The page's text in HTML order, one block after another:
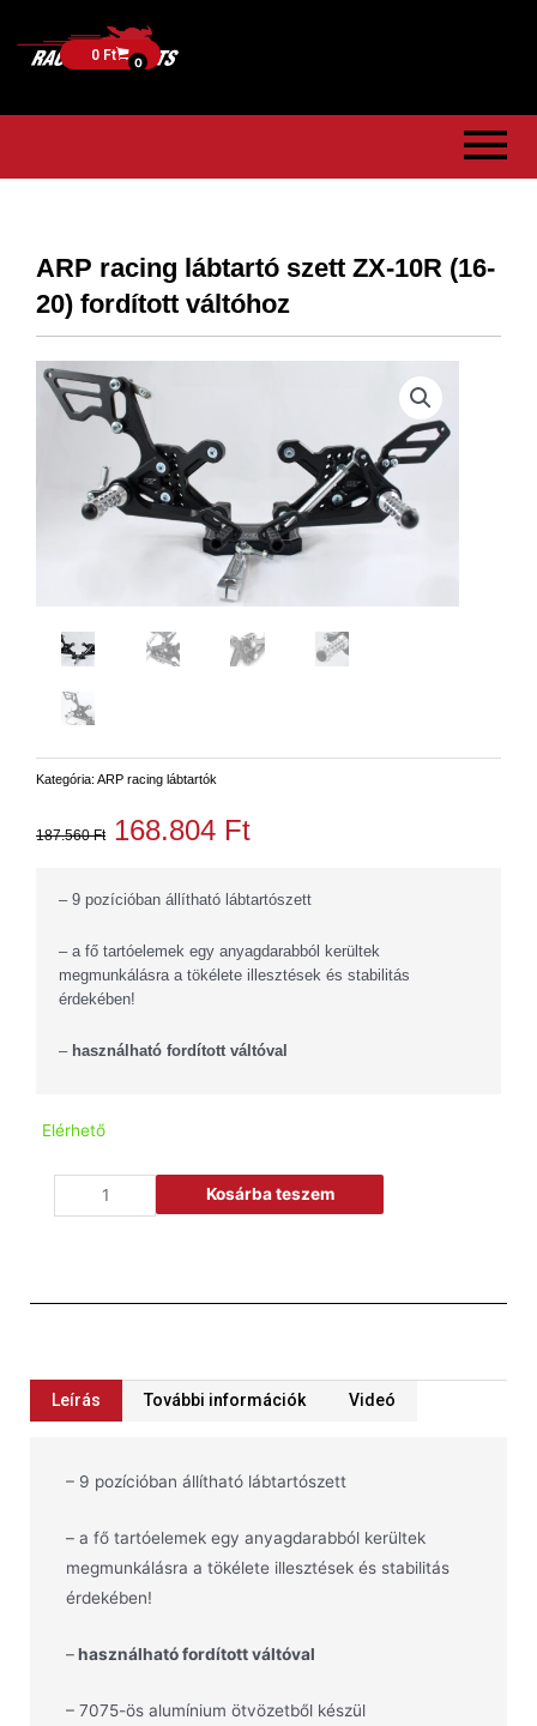
0 Ft 0
ARP racing lábtartó szett ZX-10R (16-
20) fordított váltóhoz
Kategória: ARP racing lábtartók
187.560Ft 168.804 Ft
– 9 pozícióban állítható lábtartószett
– a fő tartóelemek egy anyagdarabból kerültek
megmunkálásra a tökélete illesztések és stabilitás
érdekében!
– használható fordított váltóval
Elérhető
Kosárba teszem
Leírás További információk Videó
– 9 pozícióban állítható lábtartószett
– a fő tartóelemek egy anyagdarabból kerültek
megmunkálásra a tökélete illesztések és stabilitás
érdekében!
–használható fordított váltóval
– 7075-ös alumínium ötvözetből készül